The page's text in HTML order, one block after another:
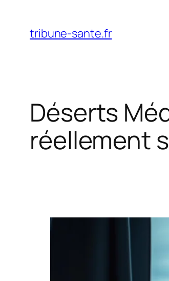
contenu
tribune-sante.fr
Déserts
réellement